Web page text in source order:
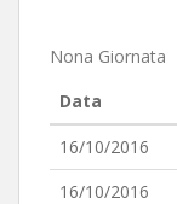
Nona Giornata
Data
16/10/2016
16/10/2016